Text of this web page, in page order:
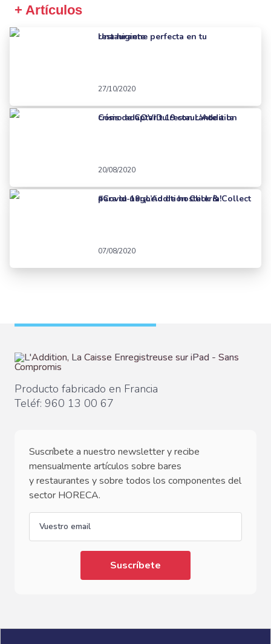
+ Artículos
Una higiene perfecta en tu restaurante
27/10/2020
Cómo adaptar tu restaurante a la crisis de COVID 19 con L'Addition
20/08/2020
#Covid-19: ¡L’Addition Click & Collect para tu negocio de hostelería!
07/08/2020
Producto fabricado en Francia
Teléf: 960 13 00 67
Suscríbete a nuestro newsletter y recibe
mensualmente artículos sobre bares
y restaurantes y sobre todos los componentes del
sector HORECA.